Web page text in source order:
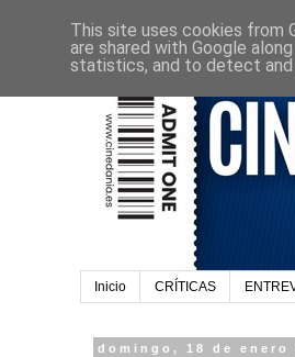
Inicio CRÍTICAS
domingo, 18 de enero
This site uses cookies from
are shared with Google
statistics, and to detect and